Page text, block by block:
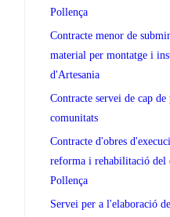
Pollença
Contracte menor de
material per montatge i
d'Artesania
Contracte servei de cap
comunitats
Contracte d'obres
reforma i rehabilitació del
Pollença
Servei per a l'elaboració